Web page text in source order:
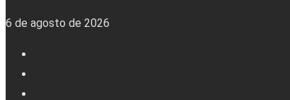
6 de agosto de 2026